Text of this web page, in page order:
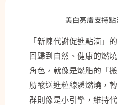
美白亮膚支持
「新陳代謝促進點滴」
回歸到自然、健康的燃
角色，就像是燃脂的「
肪酸送進粒線體燃燒，
群則像是小引擎，維持